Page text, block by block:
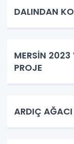
DALINDAN
MERSİN 2023
PROJE
ARDIÇ AĞACI